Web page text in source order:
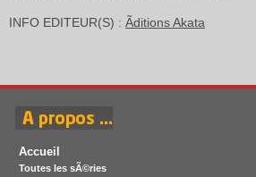
INFO EDITEUR(S) : Ãditions Akata
Accueil
Toutes les sÃ©ries